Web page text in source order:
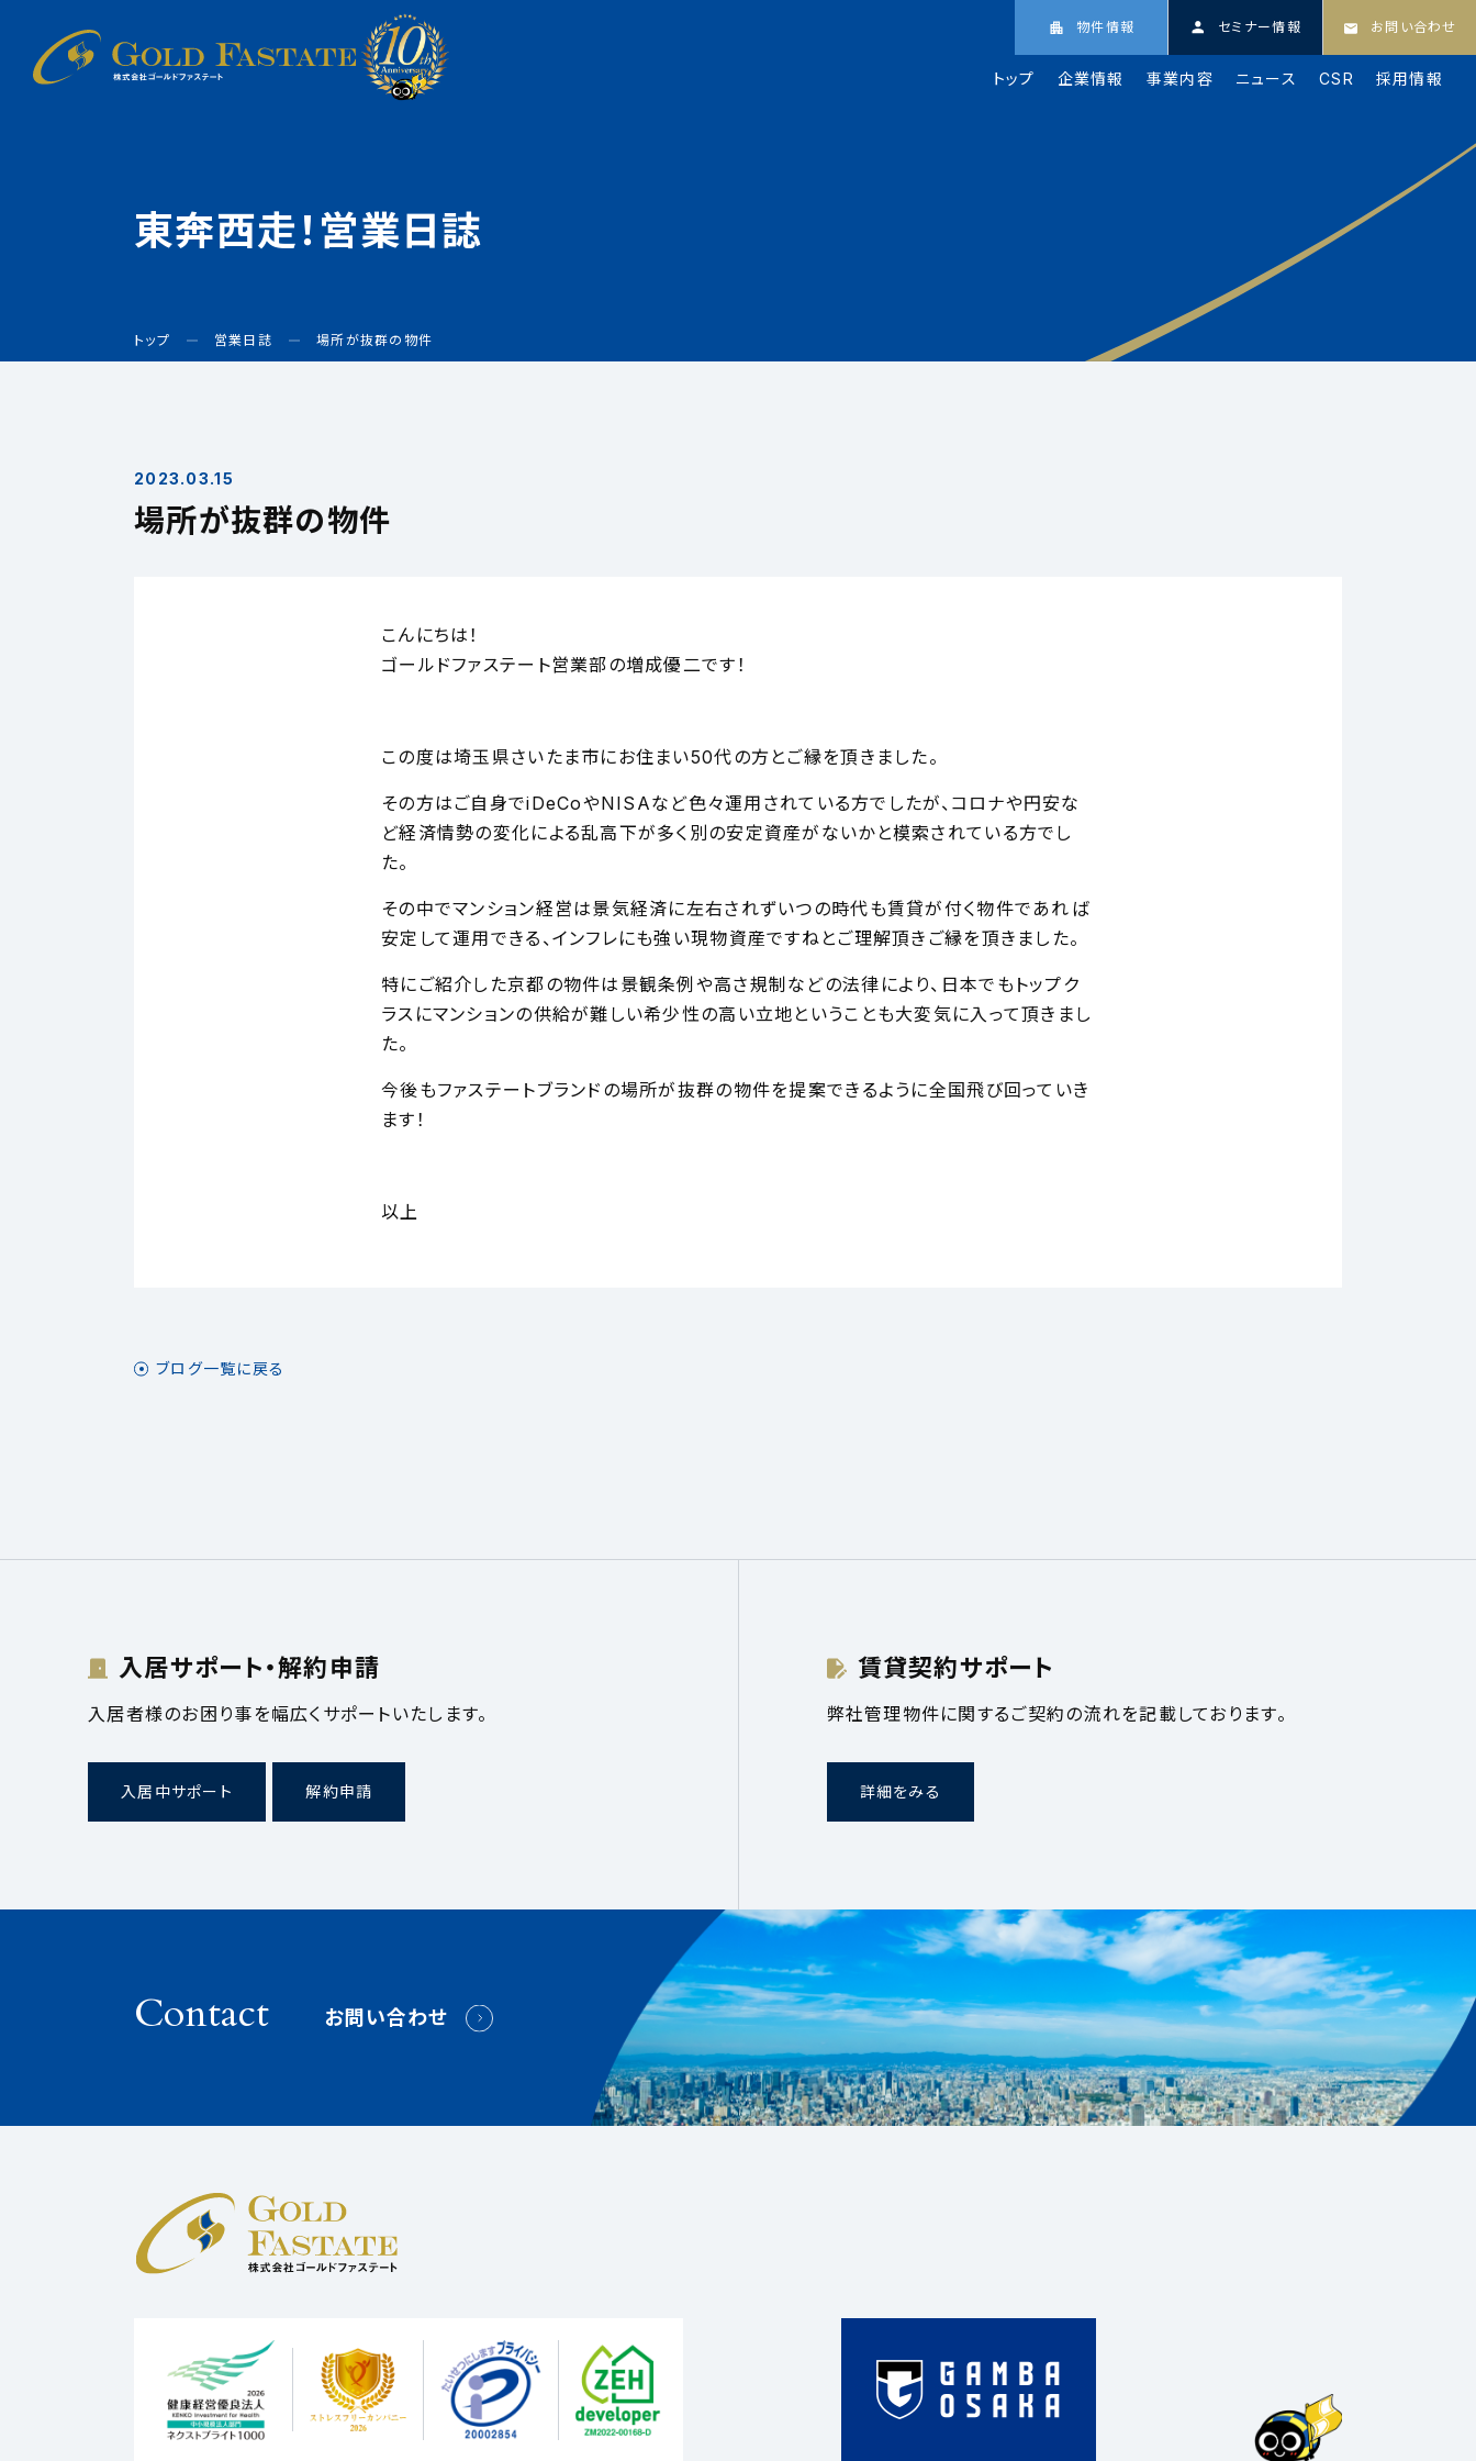
物件情報 セミナー情報 お問い合わせ
トップ 企業情報 事業内容 ニュース CSR 採用情報
東奔西走！営業日誌
トップ 営業日誌 場所が抜群の物件
2023.03.15
場所が抜群の物件
こんにちは！
ゴールドファステート営業部の増成優二です！
この度は埼玉県さいたま市にお住まい50代の方とご縁を頂きました。
その方はご自身でiDeCoやNISAなど色々運用されている方でしたが、コロナや円安な
ど経済情勢の変化による乱高下が多く別の安定資産がないかと模索されている方でし
た。
その中でマンション経営は景気経済に左右されずいつの時代も賃貸が付く物件であれば
安定して運用できる、インフレにも強い現物資産ですねとご理解頂きご縁を頂きました。
特にご紹介した京都の物件は景観条例や高さ規制などの法律により、日本でもトップク
ラスにマンションの供給が難しい希少性の高い立地ということも大変気に入って頂きまし
た。
今後もファステートブランドの場所が抜群の物件を提案できるように全国飛び回っていき
ます！
以上
ブログ一覧に戻る
入居サポート・解約申請
入居者様のお困り事を幅広くサポートいたします。
入居中サポート 解約申請
賃貸契約サポート
弊社管理物件に関するご契約の流れを記載しております。
詳細をみる
Contact お問い合わせ